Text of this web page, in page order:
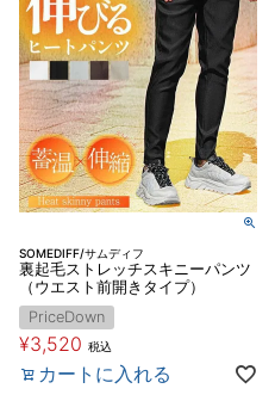
SOMEDIFF/サムディフ
裏起毛ストレッチスキニーパンツ
（ウエスト前開きタイプ）
PriceDown
¥3,520 税込
カートに入れる